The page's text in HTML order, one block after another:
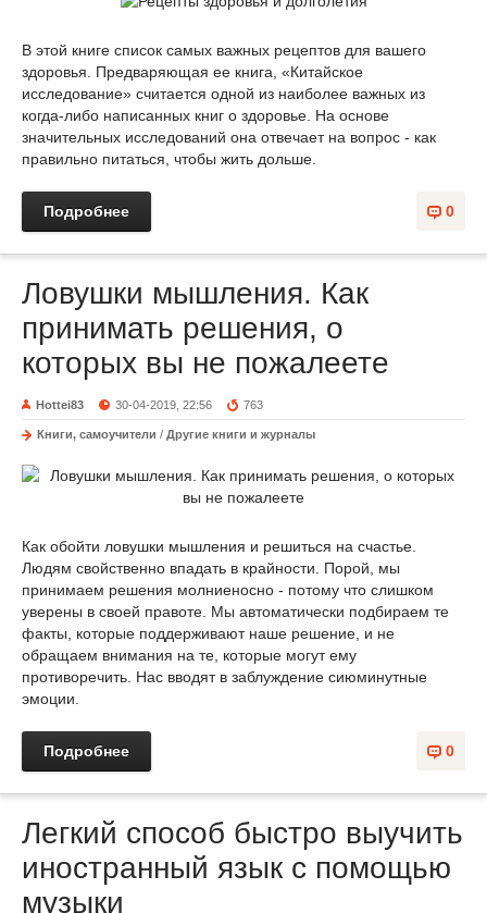
В этой книге список самых важных рецептов для вашего
здоровья. Предваряющая ее книга, «Китайское
исследование» считается одной из наиболее важных из
когда-либо написанных книг о здоровье. На основе
значительных исследований она отвечает на вопрос - как
правильно питаться, чтобы жить дольше.
0
Подробнее
Ловушки мышления. Как
принимать решения, о
которых вы не пожалеете
Hottei83 30-04-2019, 22:56 763
Книги, самоучители / Другие книги и журналы
Как обойти ловушки мышления и решиться на счастье.
Людям свойственно впадать в крайности. Порой, мы
принимаем решения молниеносно - потому что слишком
уверены в своей правоте. Мы автоматически подбираем те
факты, которые поддерживают наше решение, и не
обращаем внимания на те, которые могут ему
противоречить. Нас вводят в заблуждение сиюминутные
эмоции.
0
Подробнее
Легкий способ быстро выучить
иностранный язык с помощью
музыки